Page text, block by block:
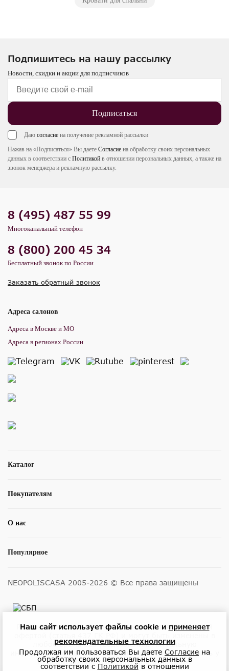
Подпишитесь на нашу рассылку
Новости, скидки и акции для подписчиков
Подписаться
Даю согласие на получение рекламной рассылки
Нажав на «Подписаться» Вы даете Согласие на обработку своих персональных
данных в соответствии с Политикой в отношении персональных данных, а также на
звонок менеджера и рекламную рассылку.
Каталог
Покупателям
О нас
Популярное
8 (495) 487 55 99
Многоканальный телефон
8 (800) 200 45 34
Бесплатный звонок по России
Заказать обратный звонок
Адреса салонов
Адреса в Москве и МО
Адреса в регионах России
NEOPOLISCASA 2005-2026 © Все права защищены
Размещенные на сайте цены не являются публичной
любое время без уведомления. Актуальную
информацию о ценах и наличии товара можно узнать у
менеджеров по телефону или в салонах.
Наш сайт использует файлы cookie и применяет
рекомендательные технологии
Продолжая им пользоваться Вы даете Согласие на
обработку своих персональных данных в
соответствии с Политикой в отношении